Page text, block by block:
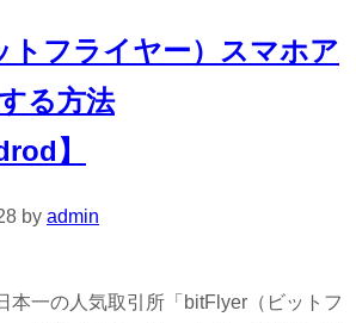
フライヤー）スマホア
る方法
】
by admin
本一の人気取引所「bitFlyer（ビットフ